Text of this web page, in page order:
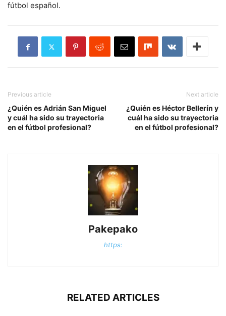
fútbol español.
Previous article
¿Quién es Adrián San Miguel
y cuál ha sido su trayectoria
en el fútbol profesional?
Next article
¿Quién es Héctor Bellerín y
cuál ha sido su trayectoria
en el fútbol profesional?
Pakepako
https:
RELATED ARTICLES